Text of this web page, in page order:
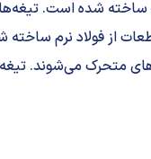
ساخته شده است.
فولاد نرم ساخته
متحرک می‌شوند.